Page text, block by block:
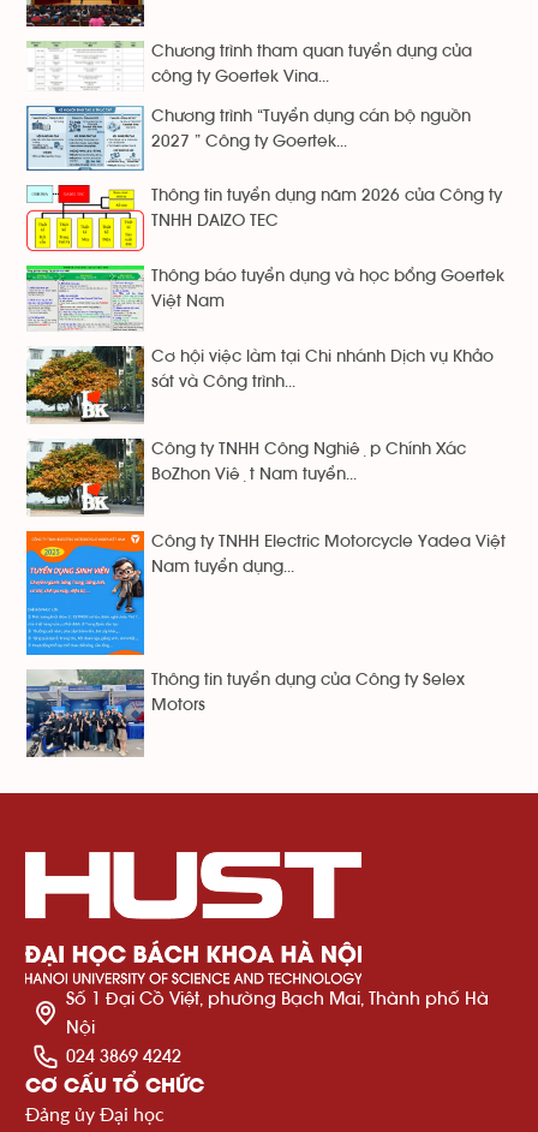
Chương trình tham quan tuyển dụng của
công ty Goertek Vina...
Chương trình “Tuyển dụng cán bộ nguồn
2027 ” Công ty Goertek...
Thông tin tuyển dụng năm 2026 của Công ty
TNHH DAIZO TEC
Thông báo tuyển dụng và học bổng Goertek
Việt Nam
Cơ hội việc làm tại Chi nhánh Dịch vụ Khảo
sát và Công trình...
Công ty TNHH Công Nghiệp Chính Xác
BoZhon Việt Nam tuyển...
Công ty TNHH Electric Motorcycle Yadea Việt
Nam tuyển dụng...
Thông tin tuyển dụng của Công ty Selex
Motors
Số 1 Đại Cồ Việt, phường Bạch Mai, Thành phố Hà
Nội
024 3869 4242
CƠ CẤU TỔ CHỨC
Đảng ủy Đại học